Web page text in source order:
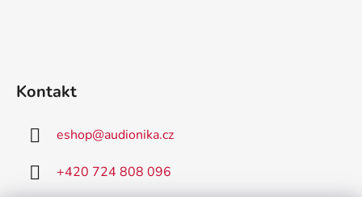
Kontakt
eshop@audionika.cz
+420 724 808 096